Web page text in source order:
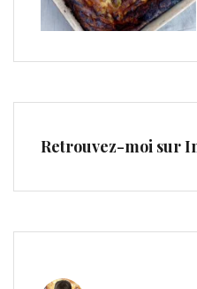
Retrouvez-moi sur